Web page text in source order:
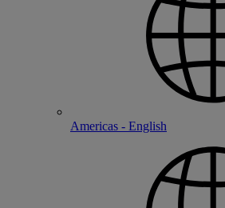
Americas - English